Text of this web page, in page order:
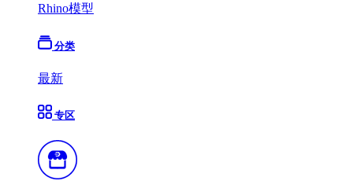
Rhino模型
分类
最新
专区